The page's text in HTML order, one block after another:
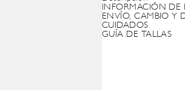
INFORMACIÓN DE
ENVÍO, CAMBIO Y
CUIDADOS
GUÍA DE TALLAS